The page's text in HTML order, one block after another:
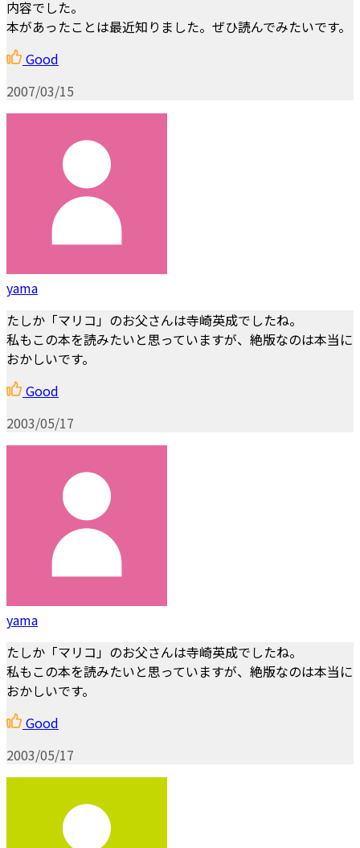
内容でした。
本があったことは最近知りました。ぜひ読んでみたいです。
Good
2007/03/15
yama
たしか「マリコ」のお父さんは寺崎英成でしたね。
私もこの本を読みたいと思っていますが、絶版なのは本当に
おかしいです。
Good
2003/05/17
yama
たしか「マリコ」のお父さんは寺崎英成でしたね。
私もこの本を読みたいと思っていますが、絶版なのは本当に
おかしいです。
Good
2003/05/17